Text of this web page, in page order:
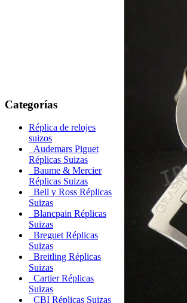
Categorías
Réplica de relojes
suizos
Audemars Piguet
Réplicas Suizas
Baume & Mercier
Réplicas Suizas
Bell y Ross Réplicas
Suizas
Blancpain Réplicas
Suizas
Breguet Réplicas
Suizas
Breitling Réplicas
Suizas
Cartier Réplicas
Suizas
CBI Réplicas Suizas